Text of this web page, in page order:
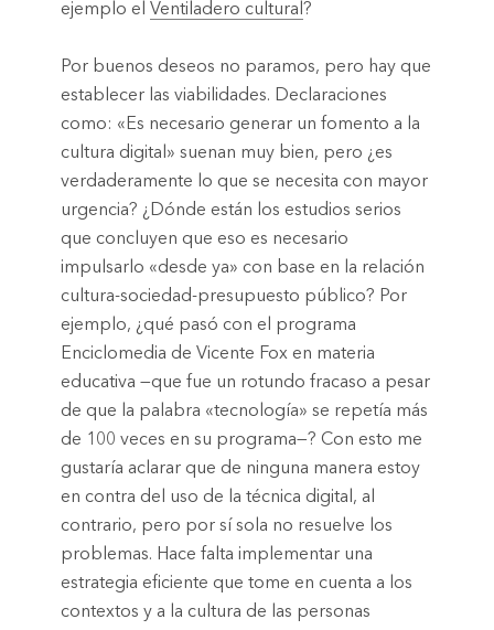
ejemplo el Ventiladero cultural ?
Por buenos deseos no paramos, pero hay que
establecer las viabilidades. Declaraciones
como: «Es necesario generar un fomento a la
cultura digital» suenan muy bien, pero ¿es
verdaderamente lo que se necesita con mayor
urgencia? ¿Dónde están los estudios serios
que concluyen que eso es necesario
impulsarlo «desde ya» con base en la relación
cultura-sociedad-presupuesto público? Por
ejemplo, ¿qué pasó con el programa
Enciclomedia de Vicente Fox en materia
educativa —que fue un rotundo fracaso a pesar
de que la palabra «tecnología» se repetía más
de 100 veces en su programa—? Con esto me
gustaría aclarar que de ninguna manera estoy
en contra del uso de la técnica digital, al
contrario, pero por sí sola no resuelve los
problemas. Hace falta implementar una
estrategia eficiente que tome en cuenta a los
contextos y a la cultura de las personas